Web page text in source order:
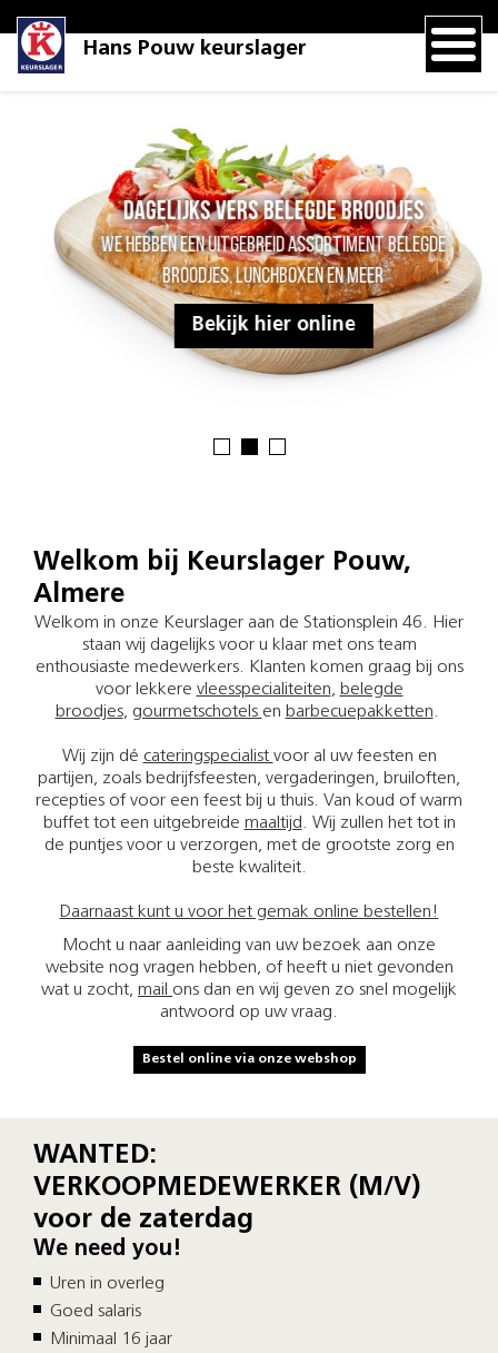
Hans Pouw keurslager
Dagelijks vers belegde broodjes
We hebben een uitgebreid assortiment belegde
broodjes, lunchboxen en meer
Bekijk hier online
Welkom bij Keurslager Pouw,
Almere
Welkom in onze Keurslager aan de Stationsplein 46. Hier
staan wij dagelijks voor u klaar met ons team
enthousiaste medewerkers. Klanten komen graag bij ons
voor lekkere vleesspecialiteiten, belegde
broodjes, gourmetschotels en barbecuepakketten.
Wij zijn dé cateringspecialist voor al uw feesten en
partijen, zoals bedrijfsfeesten, vergaderingen, bruiloften,
recepties of voor een feest bij u thuis. Van koud of warm
buffet tot een uitgebreide maaltijd. Wij zullen het tot in
de puntjes voor u verzorgen, met de grootste zorg en
beste kwaliteit.
Daarnaast kunt u voor het gemak online bestellen!
Mocht u naar aanleiding van uw bezoek aan onze
website nog vragen hebben, of heeft u niet gevonden
wat u zocht, mail ons dan en wij geven zo snel mogelijk
antwoord op uw vraag.
Bestel online via onze webshop
WANTED:
VERKOOPMEDEWERKER (M/V)
voor de zaterdag
We need you!
Uren in overleg
Goed salaris
Minimaal 16 jaar